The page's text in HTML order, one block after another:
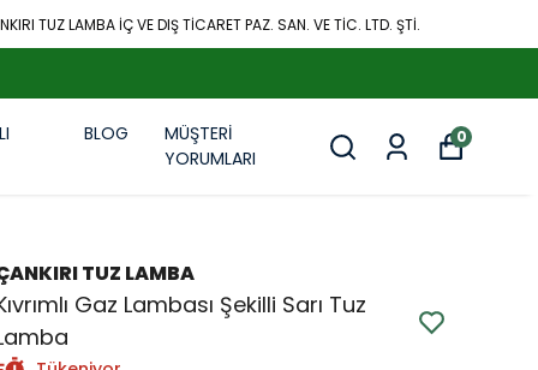
TUZ LAMBA İÇ VE DIŞ TİCARET PAZ. SAN. VE TİC. LTD. ŞTİ.
BLOG
MÜŞTERİ
YORUMLARI
0
TUZ LAMBA
Gaz Lambası Şekilli Sarı Tuz